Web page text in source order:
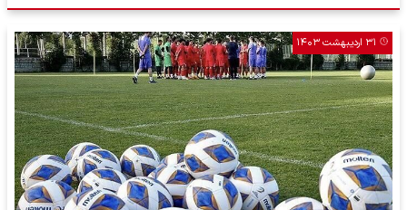
۳۱ اردیبهشت ۱۴۰۳